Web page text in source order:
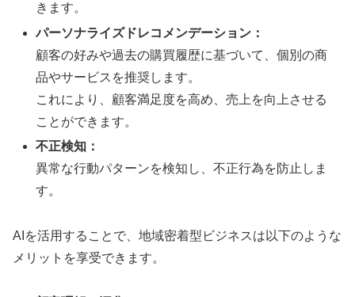
きます。
パーソナライズドレコメンデーション：
顧客の好みや過去の購買履歴に基づいて、個別の商
品やサービスを推奨します。
これにより、顧客満足度を高め、売上を向上させる
ことができます。
不正検知：
異常な行動パターンを検知し、不正行為を防止しま
す。
AIを活用することで、地域密着型ビジネスは以下のような
メリットを享受できます。